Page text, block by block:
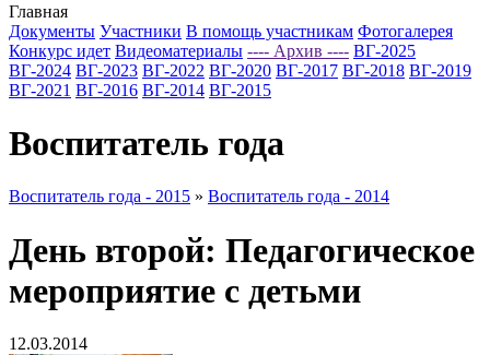
Главная
Документы Участники В помощь участникам Фотогалерея
Конкурс идет Видеоматериалы ---- Архив ---- ВГ-2025
ВГ-2024 ВГ-2023 ВГ-2022 ВГ-2020 ВГ-2017 ВГ-2018 ВГ-2019
ВГ-2021 ВГ-2016 ВГ-2014 ВГ-2015
Воспитатель года
Воспитатель года - 2015 » Воспитатель года - 2014
День второй: Педагогическое
мероприятие с детьми
12.03.2014